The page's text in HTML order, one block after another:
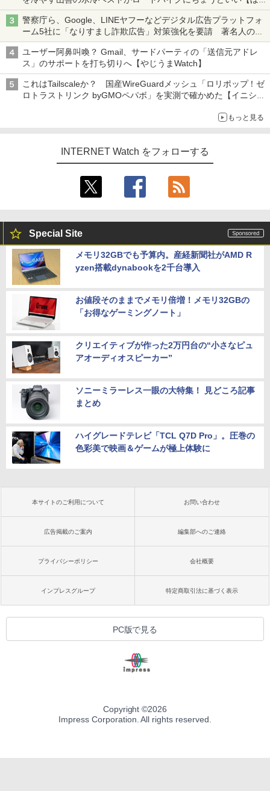
ち・ざ・ろーど！その14】【空いた時間でなにしてる？】
警察庁ら、Google、LINEヤフーなどデジタル広告プラットフォ
ーム5社に「なりすまし詐欺広告」対策強化を要請 著名人の写
真や映像を使った投資詐欺などへの対策として
ユーザー阿鼻叫喚？ Gmail、サードパーティの「送信元アドレ
ス」のサポートを打ち切りへ【やじうまWatch】
これはTailscaleか？ 国産WireGuardメッシュ「ロリポップ！ゼ
ロトラストリンク byGMOペパボ」を実測で確かめた【イニシャ
もっと見る
INTERNET Watch をフォローする
Special Site
メモリ32GBでも予算内。産経新聞社がAMD R
yzen搭載dynabookを2千台導入
お値段そのままでメモリ倍増！メモリ32GBの
「お得なゲーミングノート」
クリエイティブが作った2万円台の“小さなピュ
アオーディオスピーカー”
ソニーミラーレス一眼の大特集！ 見どころ記事
まとめ
ハイグレードテレビ「TCL Q7D Pro」。圧巻の
色彩美で映画＆ゲームが極上体験に
本サイトのご利用について お問い合わせ
広告掲載のご案内 編集部へのご連絡
プライバシーポリシー 会社概要
インプレスグループ 特定商取引法に基づく表示
PC版で見る
Copyright ©2026
Impress Corporation. All rights reserved.